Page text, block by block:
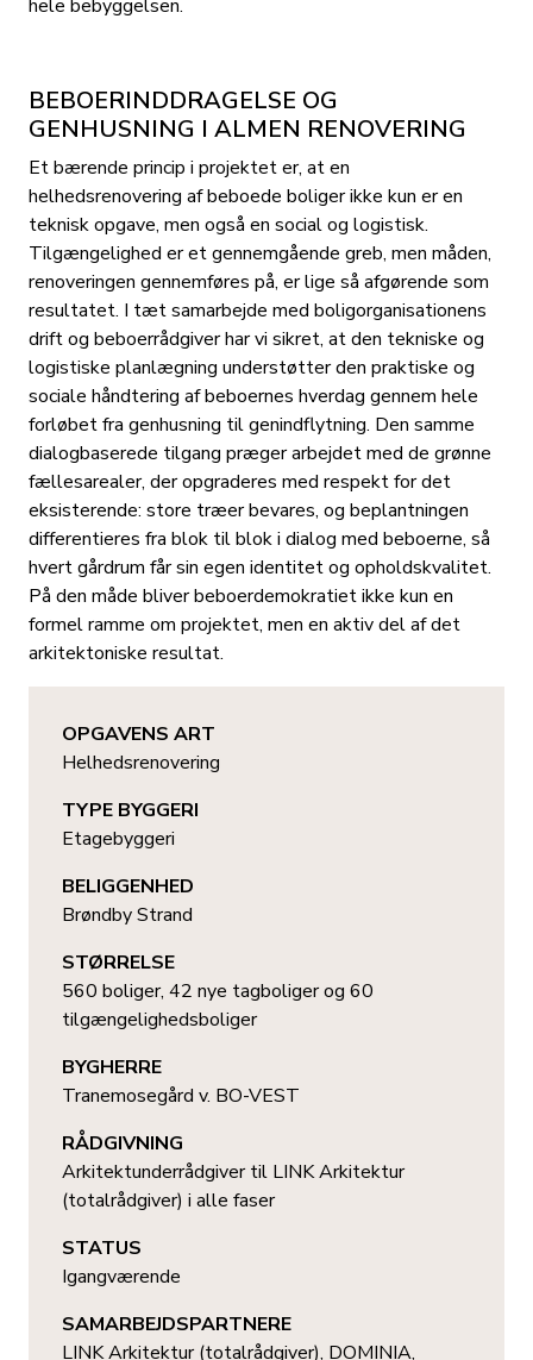
hele bebyggelsen.
BEBOERINDDRAGELSE OG
GENHUSNING I ALMEN RENOVERING
Et bærende princip i projektet er, at en
helhedsrenovering af beboede boliger ikke kun er en
teknisk opgave, men også en social og logistisk.
Tilgængelighed er et gennemgående greb, men måden,
renoveringen gennemføres på, er lige så afgørende som
resultatet. I tæt samarbejde med boligorganisationens
drift og beboerrådgiver har vi sikret, at den tekniske og
logistiske planlægning understøtter den praktiske og
sociale håndtering af beboernes hverdag gennem hele
forløbet fra genhusning til genindflytning. Den samme
dialogbaserede tilgang præger arbejdet med de grønne
fællesarealer, der opgraderes med respekt for det
eksisterende: store træer bevares, og beplantningen
differentieres fra blok til blok i dialog med beboerne, så
hvert gårdrum får sin egen identitet og opholdskvalitet.
På den måde bliver beboerdemokratiet ikke kun en
formel ramme om projektet, men en aktiv del af det
arkitektoniske resultat.
OPGAVENS ART
Helhedsrenovering
TYPE BYGGERI
Etagebyggeri
BELIGGENHED
Brøndby Strand
STØRRELSE
560 boliger, 42 nye tagboliger og 60
tilgængelighedsboliger
BYGHERRE
Tranemosegård v. BO-VEST
RÅDGIVNING
Arkitektunderrådgiver til LINK Arkitektur
(totalrådgiver) i alle faser
STATUS
Igangværende
SAMARBEJDSPARTNERE
LINK Arkitektur (totalrådgiver), DOMINIA,